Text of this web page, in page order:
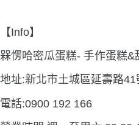
【Info】
槑愣哈密瓜蛋糕- 手作蛋糕&
地址:新北市土城區延壽路41
電話:0900 192 166